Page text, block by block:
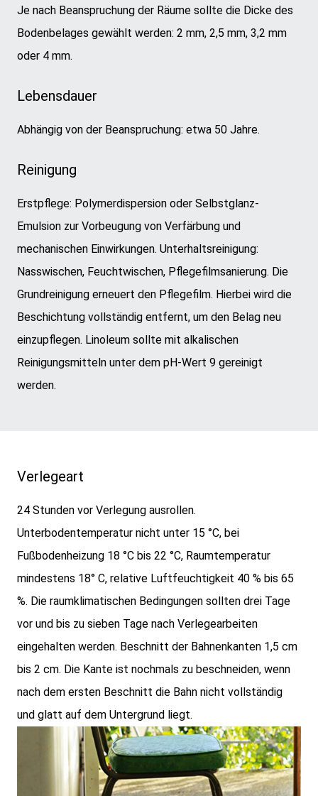
Je nach Beanspruchung der Räume sollte die Dicke des
Bodenbelages gewählt werden: 2 mm, 2,5 mm, 3,2 mm
oder 4 mm.
Lebensdauer
Abhängig von der Beanspruchung: etwa 50 Jahre.
Reinigung
Erstpflege: Polymerdispersion oder Selbstglanz-
Emulsion zur Vorbeugung von Verfärbung und
mechanischen Einwirkungen. Unterhaltsreinigung:
Nasswischen, Feuchtwischen, Pflegefilmsanierung. Die
Grundreinigung erneuert den Pflegefilm. Hierbei wird die
Beschichtung vollständig entfernt, um den Belag neu
einzupflegen. Linoleum sollte mit alkalischen
Reinigungsmitteln unter dem pH-Wert 9 gereinigt
werden.
Verlegeart
24 Stunden vor Verlegung ausrollen.
Unterbodentemperatur nicht unter 15 °C, bei
Fußbodenheizung 18 °C bis 22 °C, Raumtemperatur
mindestens 18° C, relative Luftfeuchtigkeit 40 % bis 65
%. Die raumklimatischen Bedingungen sollten drei Tage
vor und bis zu sieben Tage nach Verlegearbeiten
eingehalten werden. Beschnitt der Bahnenkanten 1,5 cm
bis 2 cm. Die Kante ist nochmals zu beschneiden, wenn
nach dem ersten Beschnitt die Bahn nicht vollständig
und glatt auf dem Untergrund liegt.